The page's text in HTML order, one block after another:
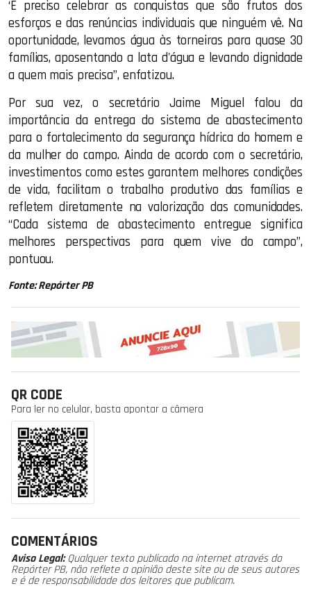
‘É preciso celebrar as conquistas que são frutos dos
esforços e das renúncias individuais que ninguém vê. Na
oportunidade, levamos água às torneiras para quase 30
famílias, aposentando a lata d'água e levando dignidade
a quem mais precisa”, enfatizou.
Por sua vez, o secretário Jaime Miguel falou da
importância da entrega do sistema de abastecimento
para o fortalecimento da segurança hídrica do homem e
da mulher do campo. Ainda de acordo com o secretário,
investimentos como estes garantem melhores condições
de vida, facilitam o trabalho produtivo das famílias e
refletem diretamente na valorização das comunidades.
“Cada sistema de abastecimento entregue significa
melhores perspectivas para quem vive do campo”,
pontuou.
Fonte: Repórter PB
QR CODE
Para ler no celular, basta apontar a câmera
COMENTÁRIOS
Aviso Legal:Qualquer texto publicado na internet através do
Repórter PB, não reflete a opinião deste site ou de seus autores
e é de responsabilidade dos leitores que publicam.